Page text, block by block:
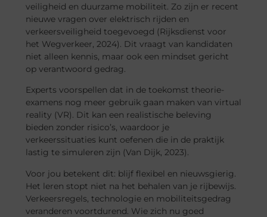
veiligheid en duurzame mobiliteit. Zo zijn er recent
nieuwe vragen over elektrisch rijden en
verkeersveiligheid toegevoegd (Rijksdienst voor
het Wegverkeer, 2024). Dit vraagt van kandidaten
niet alleen kennis, maar ook een mindset gericht
op verantwoord gedrag.
Experts voorspellen dat in de toekomst theorie-
examens nog meer gebruik gaan maken van virtual
reality (VR). Dit kan een realistische beleving
bieden zonder risico’s, waardoor je
verkeerssituaties kunt oefenen die in de praktijk
lastig te simuleren zijn (Van Dijk, 2023).
Voor jou betekent dit: blijf flexibel en nieuwsgierig.
Het leren stopt niet na het behalen van je rijbewijs.
Verkeersregels, technologie en mobiliteitsgedrag
veranderen voortdurend. Wie zich nu goed